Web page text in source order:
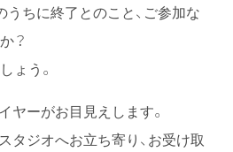
うちに終了とのこと、ご参加な
？
ょう。
ヤーがお目見えします。
タジオへお立ち寄り、お受け取